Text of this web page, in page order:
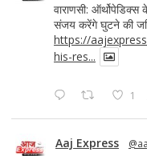
वाराणसी:
संजय करेंगे घुटने की
https://
his-res...
1
Aaj Express